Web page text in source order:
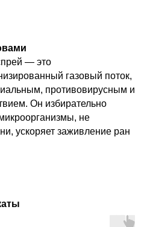
— это
газовый поток,
противовирусным и
Он избирательно
не
ускоряет заживление ран